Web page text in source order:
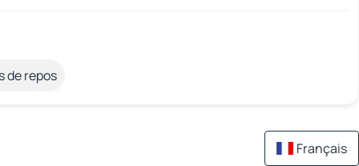
de repos
Français